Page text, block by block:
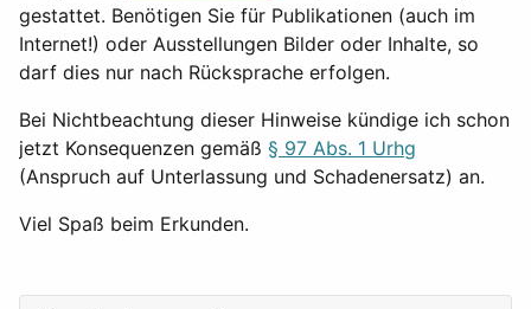
gestattet. Benötigen Sie für Publikationen (auch im
Internet!) oder Ausstellungen Bilder oder Inhalte, so
darf dies nur nach Rücksprache erfolgen.
Bei Nichtbeachtung dieser Hinweise kündige ich schon
jetzt Konsequenzen gemäß § 97 Abs. 1 Urhg
(Anspruch auf Unterlassung und Schadenersatz) an.
Viel Spaß beim Erkunden.